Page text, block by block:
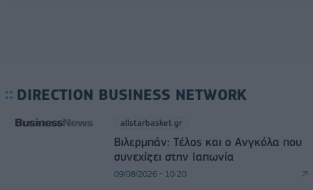
DIRECTION BUSINESS NETWORK
allstarbasket.gr
Βιλερμπάν: Τέλος και ο Ανγκόλα που
συνεχίζει στην Ιαπωνία
09/08/2026 - 10:20